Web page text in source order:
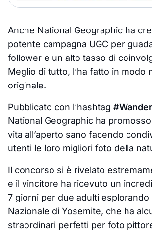
Anche National Geographic ha
potente campagna UGC per
follower e un alto tasso di
Meglio di tutto, l’ha fatto in modo
originale.
Pubblicato con l’hashtag
National Geographic ha
vita all’aperto sano facendo
utenti le loro migliori foto della
Il concorso si è rivelato
e il vincitore ha ricevuto un
7 giorni per due adulti esplorando
Nazionale di Yosemite, che ha
straordinari perfetti per foto